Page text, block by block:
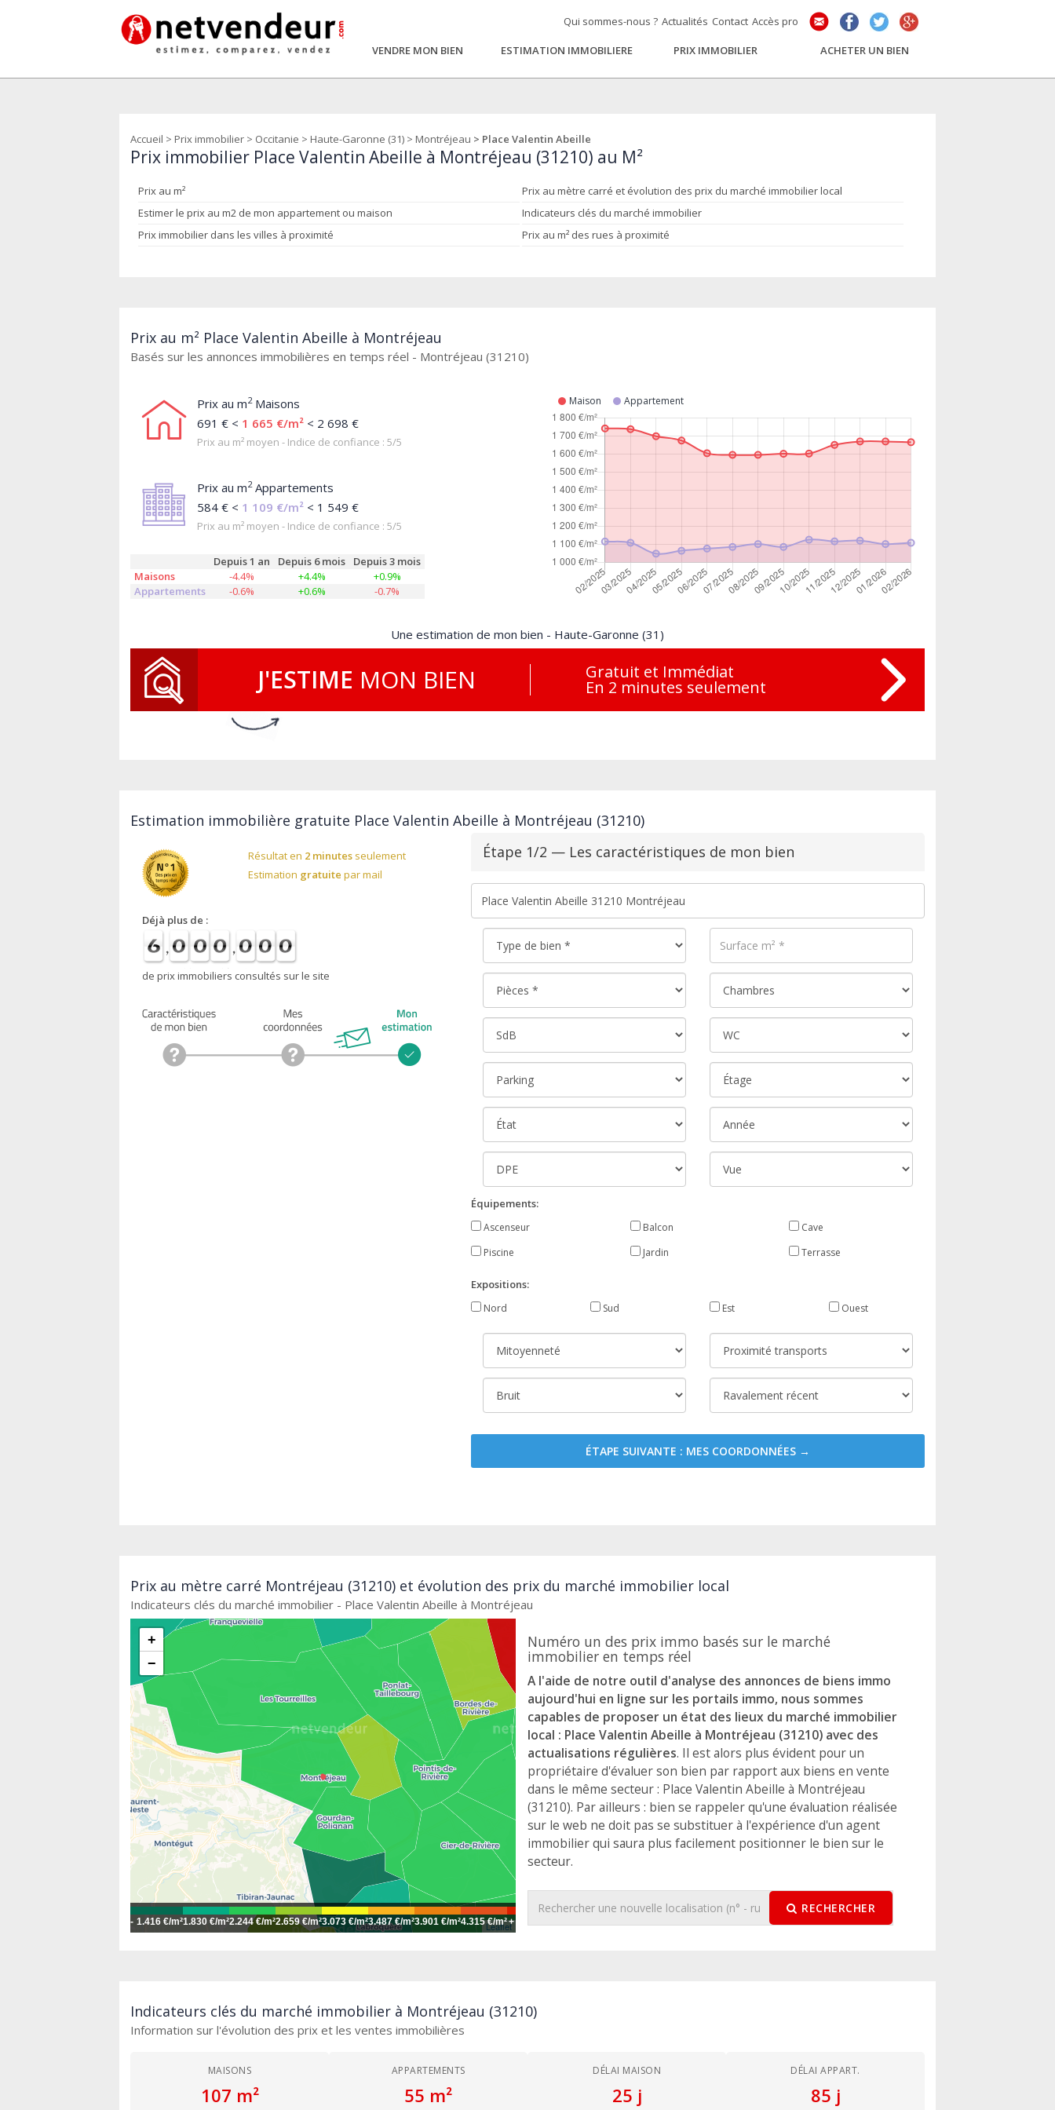
Qui sommes-nous ? Actualités Contact Accès pro
VENDRE MON BIEN ESTIMATION IMMOBILIERE PRIX IMMOBILIER ACHETER UN BIEN
Accueil > Prix immobilier > Occitanie > Haute-Garonne (31) > Montréjeau > Place Valentin Abeille
Prix immobilier Place Valentin Abeille à Montréjeau (31210) au M²
Prix au m²
Prix au mètre carré et évolution des prix du marché immobilier local
Estimer le prix au m2 de mon appartement ou maison
Indicateurs clés du marché immobilier
Prix immobilier dans les villes à proximité
Prix au m² des rues à proximité
Prix au m² Place Valentin Abeille à Montréjeau
Basés sur les annonces immobilières en temps réel - Montréjeau (31210)
Prix au m2Maisons
691 € < 1 665 €/m² < 2 698 €
Prix au m² moyen - Indice de confiance : 5/5
Prix au m2Appartements
584 € < 1 109 €/m² < 1 549 €
Prix au m² moyen - Indice de confiance : 5/5
Depuis 1 an Depuis 6 mois
Depuis 3 mois
Maisons
-4.4% +4.4%
+0.9%
Appartements
-0.6% +0.6% -0.7%
Maison Appartement
Une estimation de mon bien - Haute-Garonne (31)
J'ESTIME MON BIEN Gratuit et Immédiat
En 2 minutes seulement
Estimation immobilière gratuite Place Valentin Abeille à Montréjeau (31210)
Résultat en 2 minutesseulement
Estimation gratuite par mail
Déjà plus de :
de prix immobiliers consultés sur le site
Étape 1/2 — Les caractéristiques de mon bien
Équipements:
Ascenseur Balcon
Cave
Piscine
Jardin Terrasse
Expositions:
Nord Sud Est Ouest
ÉTAPE SUIVANTE : MES COORDONNÉES →
Prix au mètre carré Montréjeau (31210) et évolution des prix du marché immobilier local
Indicateurs clés du marché immobilier - Place Valentin Abeille à Montréjeau
+
−
Leaflet
- 1.416 €/m²1.830 €/m²2.244 €/m²2.659 €/m²3.073 €/m²3.487 €/m²3.901 €/m²4.315 €/m²+
Numéro un des prix immo basés sur le marché
immobilier en temps réel
A l'aide de notre outil d'analyse des annonces de biens immo
aujourd'hui en ligne sur les portails immo, nous sommes
capables de proposer un état des lieux du marché immobilier
local : Place Valentin Abeille à Montréjeau (31210) avec des
actualisations régulières. Il est alors plus évident pour un
propriétaire d'évaluer son bien par rapport aux biens en vente
dans le même secteur : Place Valentin Abeille à Montréjeau
(31210). Par ailleurs : bien se rappeler qu'une évaluation réalisée
sur le web ne doit pas se substituer à l'expérience d'un agent
immobilier qui saura plus facilement positionner le bien sur le
secteur.
RECHERCHER
Indicateurs clés du marché immobilier à Montréjeau (31210)
Information sur l'évolution des prix et les ventes immobilières
MAISONS
107 m²
APPARTEMENTS
55 m²
DÉLAI MAISON
25 j
DÉLAI APPART.
85 j